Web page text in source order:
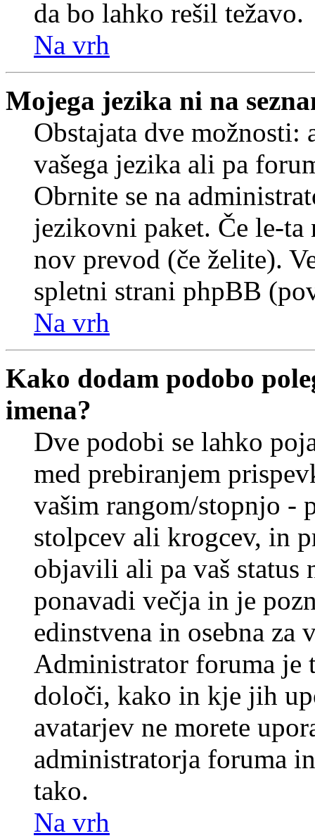
da bo lahko rešil težavo.
Na vrh
Mojega jezika ni na
Obstajata dve
vašega jezika ali pa
Obrnite se na
jezikovni paket. Če le-ta
nov prevod (če želite).
spletni strani phpBB
Na vrh
Kako dodam podobo
imena?
Dve podobi se lahko
med prebiranjem
vašim rangom/stopnjo -
stolpcev ali krogcev, in
objavili ali pa vaš status
ponavadi večja in je
edinstvena in osebna za
Administrator foruma je
določi, kako in kje jih
avatarjev ne morete
administratorja foruma
tako.
Na vrh